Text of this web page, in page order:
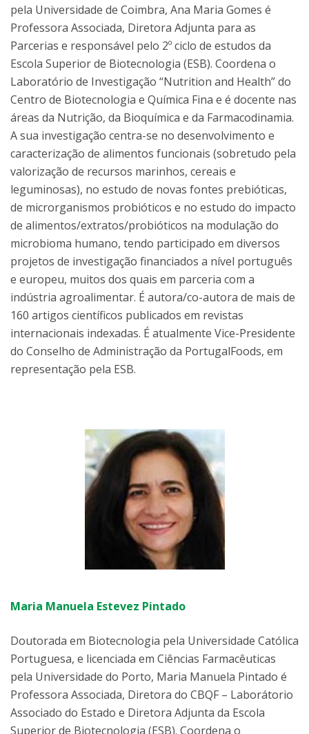
pela Universidade de Coimbra, Ana Maria Gomes é
Professora Associada, Diretora Adjunta para as
Parcerias e responsável pelo 2º ciclo de estudos da
Escola Superior de Biotecnologia (ESB). Coordena o
Laboratório de Investigação “Nutrition and Health” do
Centro de Biotecnologia e Química Fina e é docente nas
áreas da Nutrição, da Bioquímica e da Farmacodinamia.
A sua investigação centra-se no desenvolvimento e
caracterização de alimentos funcionais (sobretudo pela
valorização de recursos marinhos, cereais e
leguminosas), no estudo de novas fontes prebióticas,
de microrganismos probióticos e no estudo do impacto
de alimentos/extratos/probióticos na modulação do
microbioma humano, tendo participado em diversos
projetos de investigação financiados a nível português
e europeu, muitos dos quais em parceria com a
indústria agroalimentar. É autora/co-autora de mais de
160 artigos científicos publicados em revistas
internacionais indexadas. É atualmente Vice-Presidente
do Conselho de Administração da PortugalFoods, em
representação pela ESB.
Maria Manuela Estevez Pintado
Doutorada em Biotecnologia pela Universidade Católica
Portuguesa, e licenciada em Ciências Farmacêuticas
pela Universidade do Porto, Maria Manuela Pintado é
Professora Associada, Diretora do CBQF – Laborátorio
Associado do Estado e Diretora Adjunta da Escola
Superior de Biotecnologia (ESB). Coordena o